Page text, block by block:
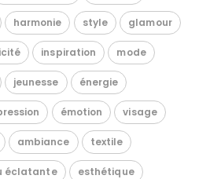
harmonie style glamour
inspiration mode
jeunesse énergie
émotion visage
ambiance textile
éclatante esthétique